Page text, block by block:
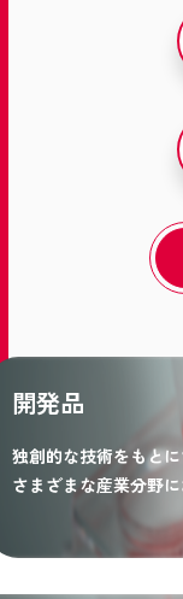
開発品
独創的な技術をもと
さまざまな産業分野